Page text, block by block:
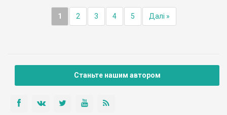
1 2 3 4 5 Далі »
Станьте нашим автором